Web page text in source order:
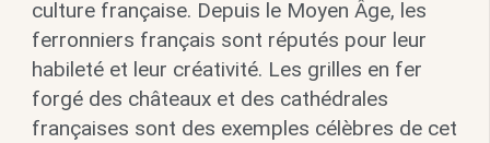
culture française. Depuis le Moyen Âge, les
ferronniers français sont réputés pour leur
habileté et leur créativité. Les grilles en fer
forgé des châteaux et des cathédrales
françaises sont des exemples célèbres de cet